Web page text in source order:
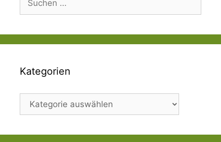
nach:
Kategorien
Kategorien